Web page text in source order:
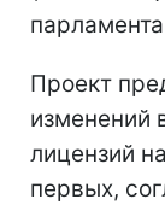
Проект
изменений
лицензий
первых,